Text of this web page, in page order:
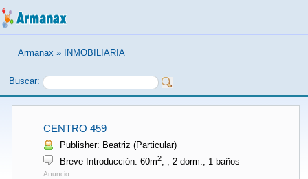
Armanax » INMOBILIARIA
Buscar:
CENTRO 459
Publisher: Beatriz (Particular)
Breve Introducción: 60m2, , 2 dorm., 1 baños
Anuncio